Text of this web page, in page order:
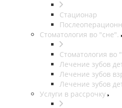
Стационар
Стоматология во "сне".
Стоматология во
Лечение зубов
Лечение зубов
Лечение зубов
Услуги в рассрочку